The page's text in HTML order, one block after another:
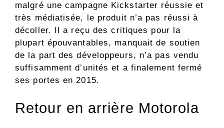
malgré une campagne Kickstarter réussie et
très médiatisée, le produit n’a pas réussi à
décoller. Il a reçu des critiques pour la
plupart épouvantables, manquait de soutien
de la part des développeurs, n’a pas vendu
suffisamment d’unités et a finalement fermé
ses portes en 2015.
Retour en arrière Motorola